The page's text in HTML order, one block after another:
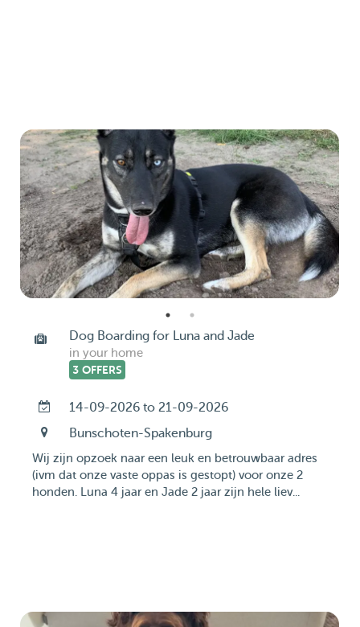
Dog Boarding for Luna and Jade
in your home
3 OFFERS
14-09-2026 to 21-09-2026
Bunschoten-Spakenburg
Wij zijn opzoek naar een leuk en betrouwbaar adres
(ivm dat onze vaste oppas is gestopt) voor onze 2
honden. Luna 4 jaar en Jade 2 jaar zijn hele liev...